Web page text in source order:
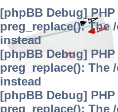
[phpBB Debug]
preg_replace(): The
instead
[phpBB Debug]
preg_replace(): The
instead
[phpBB Debug]
preg_replace(): The